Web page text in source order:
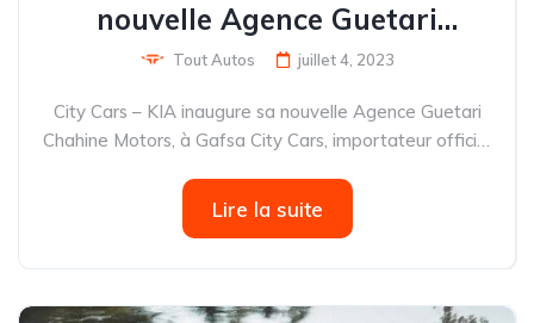
nouvelle Agence Guetari
Chahine Motors, à Gafsa
Tout Autos juillet 4, 2023
City Cars – KIA inaugure sa nouvelle Agence Guetari
Chahine Motors, à Gafsa City Cars, importateur officiel
l’ouverture de sa nouvelle agence, Guetari Chahine
Motors, à Gafsa. La...
Lire la suite